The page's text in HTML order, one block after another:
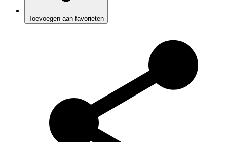
Toevoegen aan favorieten